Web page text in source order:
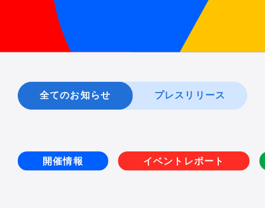
全てのお知らせ プレスリリース
開催情報 イベントレポート